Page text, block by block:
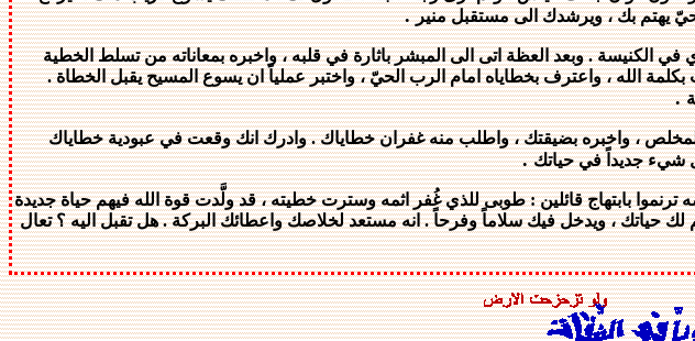
يهتم بك ، ويرشدك الى مستقبل منير.
الكنيسة . وبعد العظة اتى الى المبشر باثارة في قلبه ، واخبره بمعاناته من تسلط الخطية
الله ، واعترف بخطاياه امام الرب الحيّ ، واختبر عملياً ان يسوع المسيح يقبل الخطاة .
.
، واخبره بضيقتك ، واطلب منه غفران خطاياك . وادرك انك وقعت في عبودية خطاياك
شيء جديداً في حياتك.
ترنموا بابتهاج قائلين : طوبى للذي غُفر اثمه وسترت خطيته ، قد ولَّدت قوة الله فيهم حياة جديدة
، ويدخل فيك سلاماً وفرحاً . انه مستعد لخلاصك واعطائك البركة . هل تقبل اليه ؟ تعال